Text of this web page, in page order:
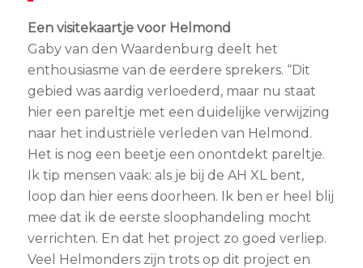
Een visitekaartje voor Helmond
Gaby van den Waardenburg deelt het
enthousiasme van de eerdere sprekers. “Dit
gebied was aardig verloederd, maar nu staat
hier een pareltje met een duidelijke verwijzing
naar het industriële verleden van Helmond.
Het is nog een beetje een onontdekt pareltje.
Ik tip mensen vaak: als je bij de AH XL bent,
loop dan hier eens doorheen. Ik ben er heel blij
mee dat ik de eerste sloophandeling mocht
verrichten. En dat het project zo goed verliep.
Veel Helmonders zijn trots op dit project en